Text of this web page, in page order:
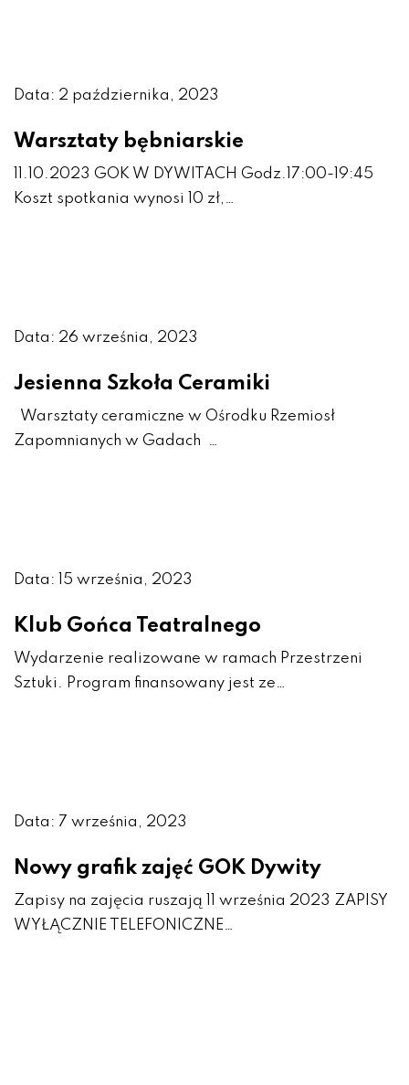
Data: 2 października, 2023
Warsztaty bębniarskie
11.10.2023 GOK W DYWITACH Godz.17:00-19:45
Koszt spotkania wynosi 10 zł,…
Data: 26 września, 2023
Jesienna Szkoła Ceramiki
Warsztaty ceramiczne w Ośrodku Rzemiosł
Zapomnianych w Gadach …
Data: 15 września, 2023
Klub Gońca Teatralnego
Wydarzenie realizowane w ramach Przestrzeni
Sztuki. Program finansowany jest ze…
Data: 7 września, 2023
Nowy grafik zajęć GOK Dywity
Zapisy na zajęcia ruszają 11 września 2023 ZAPISY
WYŁĄCZNIE TELEFONICZNE…